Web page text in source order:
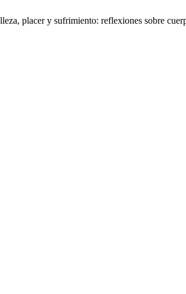
placer y sufrimiento: reflexiones sobre